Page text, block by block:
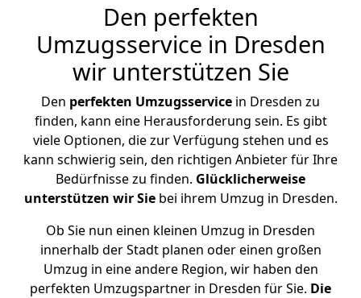
Den perfekten
Umzugsservice in Dresden
wir unterstützen Sie
Den perfekten Umzugsservice in Dresden zu
finden, kann eine Herausforderung sein. Es gibt
viele Optionen, die zur Verfügung stehen und es
kann schwierig sein, den richtigen Anbieter für Ihre
Bedürfnisse zu finden. Glücklicherweise
unterstützen wir Siebei ihrem Umzug in Dresden.
Ob Sie nun einen kleinen Umzug in Dresden
innerhalb der Stadt planen oder einen großen
Umzug in eine andere Region, wir haben den
perfekten Umzugspartner in Dresden für Sie. Die